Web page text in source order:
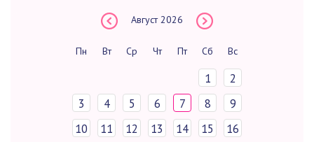
Август 2026
Пн Вт Ср Чт Пт Сб Вс
1
2
3
4 5 6 7 8
9
10
11 12 13 14 15
16